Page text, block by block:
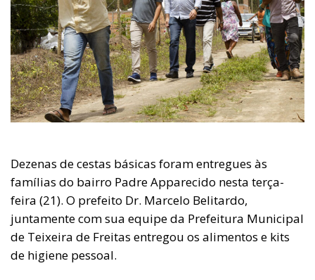
Dezenas de cestas básicas foram entregues às
famílias do bairro Padre Apparecido nesta terça-
feira (21). O prefeito Dr. Marcelo Belitardo,
juntamente com sua equipe da Prefeitura Municipal
de Teixeira de Freitas entregou os alimentos e kits
de higiene pessoal.